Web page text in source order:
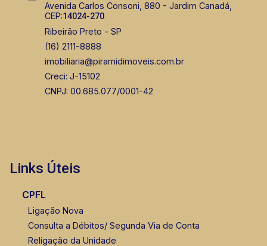
Avenida Carlos Consoni, 880 - Jardim Canadá,
CEP:14024-270
Ribeirão Preto - SP
(16) 2111-8888
imobiliaria@piramidimoveis.com.br
Creci: J-15102
CNPJ: 00.685.077/0001-42
Links Úteis
CPFL
Ligação Nova
Consulta a Débitos/ Segunda Via de Conta
Religação da Unidade